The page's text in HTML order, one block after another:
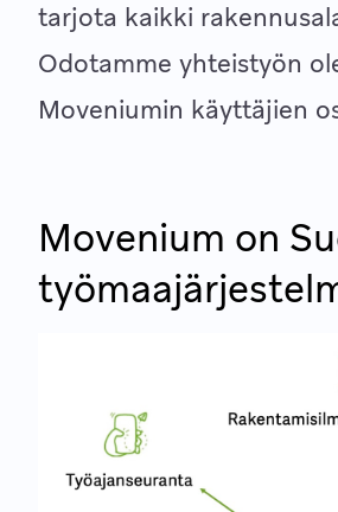
tarjota kaikki
Odotamme yhteistyön
Moveniumin käyttäjien
Movenium on